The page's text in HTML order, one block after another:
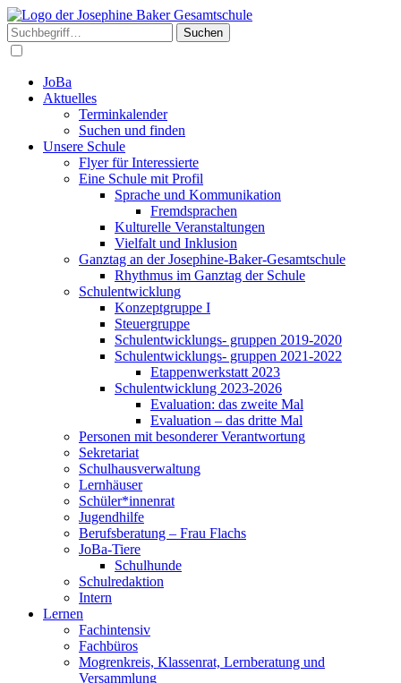
Suchen
JoBa
Aktuelles
Terminkalender
Suchen und finden
Unsere Schule
Flyer für Interessierte
Eine Schule mit Profil
Sprache und Kommunikation
Fremdsprachen
Kulturelle Veranstaltungen
Vielfalt und Inklusion
Ganztag an der Josephine-Baker-Gesamtschule
Rhythmus im Ganztag der Schule
Schulentwicklung
Konzeptgruppe I
Steuergruppe
Schulentwicklungs- gruppen 2019-2020
Schulentwicklungs- gruppen 2021-2022
Etappenwerkstatt 2023
Schulentwicklung 2023-2026
Evaluation: das zweite Mal
Evaluation – das dritte Mal
Personen mit besonderer Verantwortung
Sekretariat
Schulhausverwaltung
Lernhäuser
Schüler*innenrat
Jugendhilfe
Berufsberatung – Frau Flachs
JoBa-Tiere
Schulhunde
Schulredaktion
Intern
Lernen
Fachintensiv
Fachbüros
Mogrenkreis, Klassenrat, Lernberatung und
Versammlung